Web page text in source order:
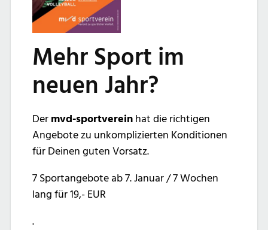
Mehr Sport im
neuen Jahr?
Der mvd-sportverein hat die richtigen
Angebote zu unkomplizierten Konditionen
für Deinen guten Vorsatz.
7 Sportangebote ab 7. Januar / 7 Wochen
lang für 19,- EUR
.